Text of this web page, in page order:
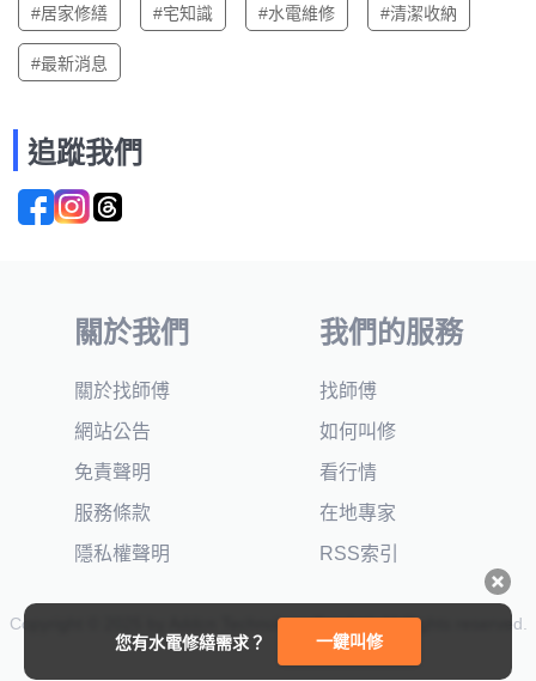
您有水電修繕需求？ 一鍵叫修
#居家修繕 #宅知識 #水電維修 #清潔收納
#最新消息
追蹤我們
關於我們
關於找師傅
網站公告
免責聲明
服務條款
隱私權聲明
我們的服務
找師傅
如何叫修
看行情
在地專家
RSS索引
Copyright © 2025 by Addcn Technology Co., Ltd. All Rights reserved.